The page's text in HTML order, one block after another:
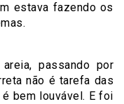
estava fazendo os
passando por
não é tarefa das
bem louvável. E foi